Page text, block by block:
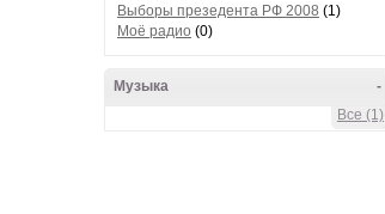
Выборы презедента РФ 2008 (1)
Моё радио (0)
-
Музыка
Все (1)